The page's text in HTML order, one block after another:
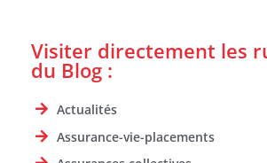
Visiter directement les
du Blog :
Actualités
Assurance-vie-placements